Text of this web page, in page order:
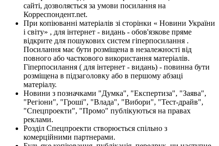
сайті, дозволяється за умови посилання на
Корреспондент.net.
При копіюванні матеріалів зі сторінки « Новини України
і світу» , для інтернет - видань - обов'язкове пряме
відкрите для пошукових систем гіперпосилання .
Посилання має бути розміщена в незалежності від
повного або часткового використання матеріалів.
Гіперпосилання ( для інтернет - видань) - повинна бути
розміщена в підзаголовку або в першому абзаці
матеріалу.
Новини з позначками "Думка", "Експертиза", "Заява",
"Регіони", "Гроші", "Влада", "Вибори", "Тест-драйв",
"Спецпроекти", "Промо" публікуються на правах
реклами.
Розділ Спецпроекти створюється спільно з
комерційними партнерами.